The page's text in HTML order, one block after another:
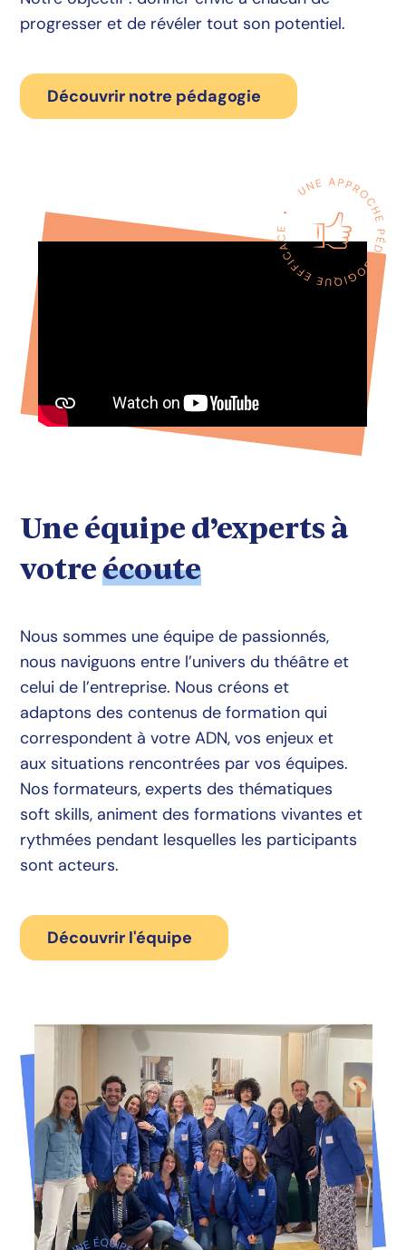
progresser et de révéler tout son potentiel.
Découvrir notre pédagogie
Une équipe d’experts à
votreécoute
Nous sommes une équipe de passionnés,
nous naviguons entre l’univers du théâtre et
celui de l’entreprise. Nous créons et
adaptons des contenus de formation qui
correspondent à votre ADN, vos enjeux et
aux situations rencontrées par vos équipes.
Nos formateurs, experts des thématiques
soft skills, animent des formations vivantes et
rythmées pendant lesquelles les participants
sont acteurs.
Découvrir l'équipe